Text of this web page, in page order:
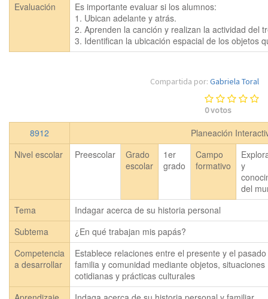
Evaluación
Es importante evaluar si los alumnos:
1. Ubican adelante y atrás.
2. Aprenden la canción y realizan la actividad del
3. Identifican la ubicación espacial de los objetos
Compartida por: Gabriela Toral
0votos
8912
Planeación
Nivel escolar
Preescolar
Grado
escolar
1er
grado
Campo
formativo
y
del
Tema
Indagar acerca de su historia personal
Subtema
¿En qué trabajan mis papás?
Competencia
a desarrollar
Establece relaciones entre el presente y el
familia y comunidad mediante objetos, situaciones
cotidianas y prácticas culturales